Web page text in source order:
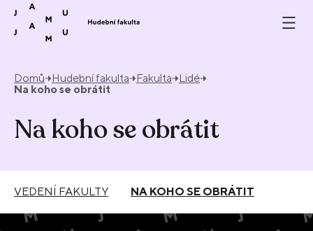
Přeskočit na obsah
Domů Hudební fakulta Fakulta
Lidé
Na koho se obrátit
Na koho se obrátit
VEDENÍ FAKULTY NA KOHO SE OBRÁTIT